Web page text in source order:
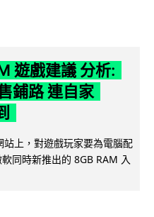
遊戲建議 分析:
鋪路 連自家
上，對遊戲玩家要為電腦配
同時新推出的 8GB RAM 入